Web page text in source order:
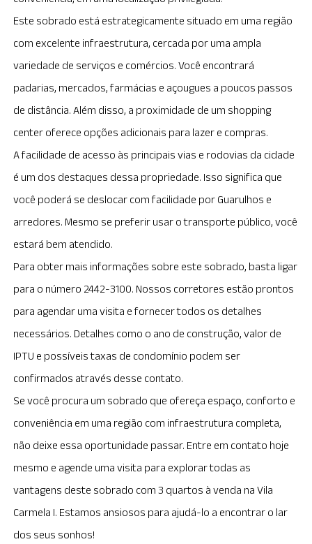
Este sobrado está estrategicamente situado em uma região
com excelente infraestrutura, cercada por uma ampla
variedade de serviços e comércios. Você encontrará
padarias, mercados, farmácias e açougues a poucos passos
de distância. Além disso, a proximidade de um shopping
center oferece opções adicionais para lazer e compras.
A facilidade de acesso às principais vias e rodovias da cidade
é um dos destaques dessa propriedade. Isso significa que
você poderá se deslocar com facilidade por Guarulhos e
arredores. Mesmo se preferir usar o transporte público, você
estará bem atendido.
Para obter mais informações sobre este sobrado, basta ligar
para o número 2442-3100. Nossos corretores estão prontos
para agendar uma visita e fornecer todos os detalhes
necessários. Detalhes como o ano de construção, valor de
IPTU e possíveis taxas de condomínio podem ser
confirmados através desse contato.
Se você procura um sobrado que ofereça espaço, conforto e
conveniência em uma região com infraestrutura completa,
não deixe essa oportunidade passar. Entre em contato hoje
mesmo e agende uma visita para explorar todas as
vantagens deste sobrado com 3 quartos à venda na Vila
Carmela I. Estamos ansiosos para ajudá-lo a encontrar o lar
dos seus sonhos!